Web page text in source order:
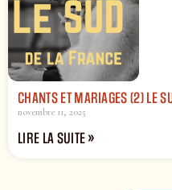
CHANTS ET MARIAGES (2) LE
novembre 11, 2025
LIRE LA SUITE »